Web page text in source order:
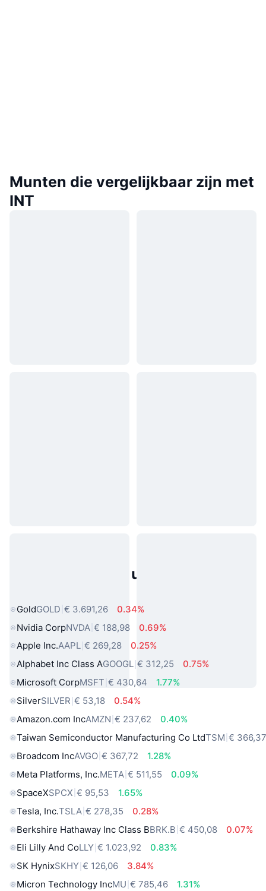
Munten die vergelijkbaar zijn met
INT
Populaire activa uit de echte
GoldGOLD € 3.691,26
0.34%
Nvidia CorpNVDA € 188,98
0.69%
Apple Inc.AAPL € 269,28
0.25%
Alphabet Inc Class AGOOGL € 312,25
0.75%
Microsoft CorpMSFT € 430,64
1.77%
SilverSILVER € 53,18
0.54%
Amazon.com IncAMZN € 237,62
0.40%
Taiwan Semiconductor Manufacturing Co LtdTSM €
Broadcom IncAVGO € 367,72
1.28%
Meta Platforms, Inc.META € 511,55
0.09%
SpaceXSPCX € 95,53
1.65%
Tesla, Inc.TSLA € 278,35
0.28%
Berkshire Hathaway Inc Class BBRK.B € 450,08
0.07%
Eli Lilly And CoLLY € 1.023,92
0.83%
SK HynixSKHY € 126,06
3.84%
Micron Technology IncMU € 785,46
1.31%